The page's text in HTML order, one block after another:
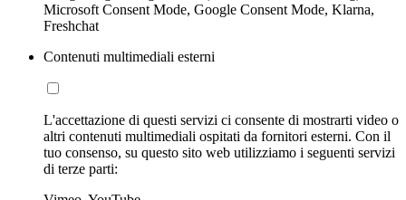
Microsoft Consent Mode, Google Consent Mode, Klarna,
Freshchat
Contenuti multimediali esterni
L'accettazione di questi servizi ci consente di mostrarti video o
altri contenuti multimediali ospitati da fornitori esterni. Con il
tuo consenso, su questo sito web utilizziamo i seguenti servizi
di terze parti: